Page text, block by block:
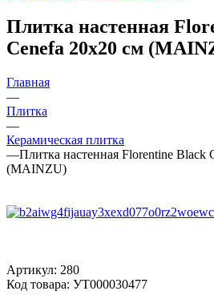
Плитка настенная
Cenefa 20x20 см
Главная
—
Плитка
—
Керамическая плитка
—Плитка настенная Florentine Black
(MAINZU)
Артикул: 280
Код товара: УТ000030477